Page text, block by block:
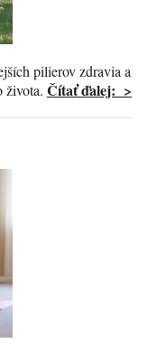
pilierov zdravia a
života. Čítať ďalej: >